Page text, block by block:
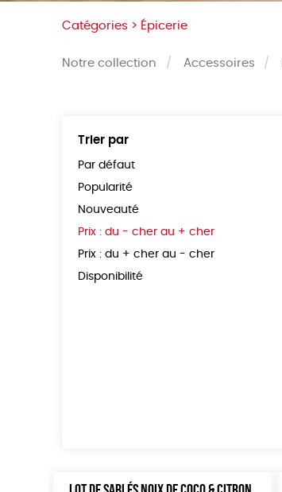
Catégories > Épicerie
Notre collection Accessoires
Trier par
Par défaut
Popularité
Nouveauté
Prix : du - cher au + cher
Prix : du + cher au - cher
Disponibilité